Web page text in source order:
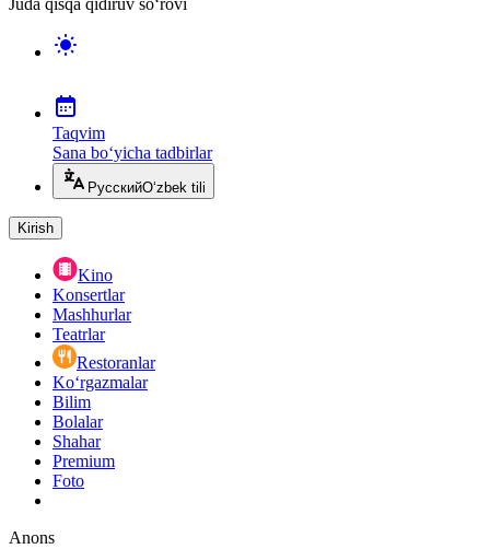
Juda qisqa qidiruv so‘rovi
Taqvim
Sana bo‘yicha tadbirlar
РусскийO‘zbek tili
Kirish
Kino
Konsertlar
Mashhurlar
Teatrlar
Restoranlar
Ko‘rgazmalar
Bilim
Bolalar
Shahar
Premium
Foto
Anons